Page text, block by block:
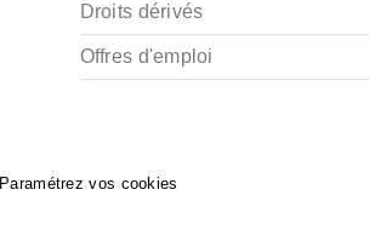
Droits dérivés
Offres d'emploi
Paramétrez vos cookies